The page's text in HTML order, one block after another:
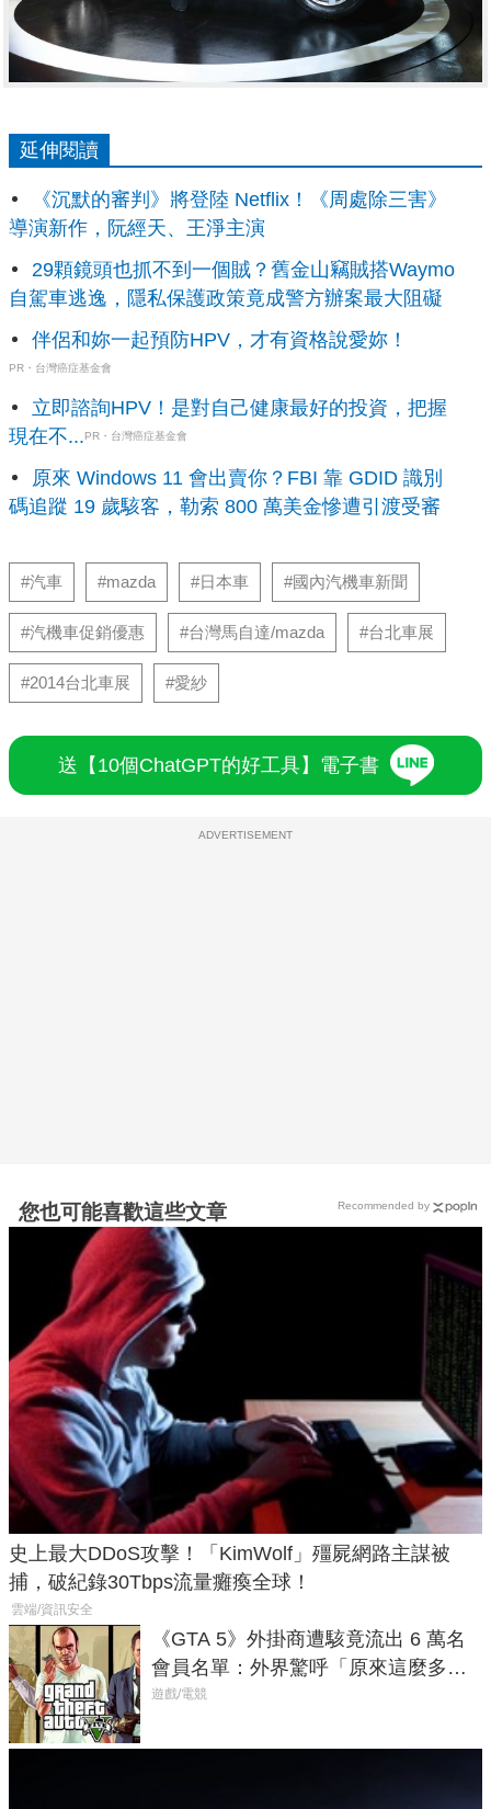
延伸閱讀
《沉默的審判》將登陸 Netflix！《周處除三害》
導演新作，阮經天、王淨主演
29顆鏡頭也抓不到一個賊？舊金山竊賊搭Waymo
自駕車逃逸，隱私保護政策竟成警方辦案最大阻礙
伴侶和妳一起預防HPV，才有資格說愛妳！
PR・台灣癌症基金會
立即諮詢HPV！是對自己健康最好的投資，把握
現在不... PR・台灣癌症基金會
原來 Windows 11 會出賣你？FBI 靠 GDID 識別
碼追蹤 19 歲駭客，勒索 800 萬美金慘遭引渡受審
#汽車 #mazda #日本車 #國內汽機車新聞
#汽機車促銷優惠 #台灣馬自達/mazda #台北車展
#2014台北車展 #愛紗
送【10個ChatGPT的好工具】電子書
ADVERTISEMENT
您也可能喜歡這些文章
史上最大DDoS攻擊！「KimWolf」殭屍網路主謀被
捕，破紀錄30Tbps流量癱瘓全球！
雲端/資訊安全
《GTA 5》外掛商遭駭竟流出 6 萬名
會員名單：外界驚呼「原來這麼多人
在開掛！」
遊戲/電競
Recommended by